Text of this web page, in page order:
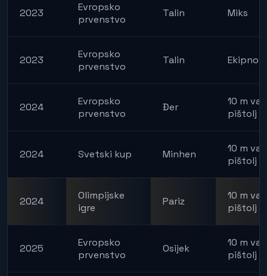
2023
Evropsko
prvenstvo
Talin Miks
2023
Evropsko
prvenstvo
Talin Ekipno
2024
Evropsko
prvenstvo
Đer
10 m
pištolj
2024 Svetski kup Minhen
10 m
pištolj
2024
Olimpijske
igre
Pariz
10 m
pištolj
2025
Evropsko
prvenstvo
Osijek
10 m
pištolj